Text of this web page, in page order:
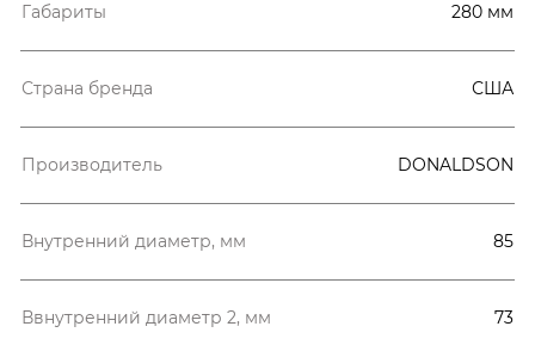
Габариты 280 мм
Страна бренда США
Производитель DONALDSON
Внутренний диаметр, мм 85
Ввнутренний диаметр 2, мм 73